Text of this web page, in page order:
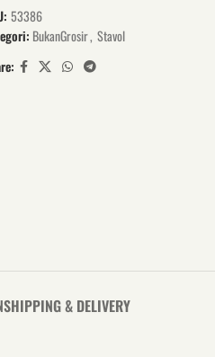
53386
BukanGrosir, Stavol
SHIPPING & DELIVERY